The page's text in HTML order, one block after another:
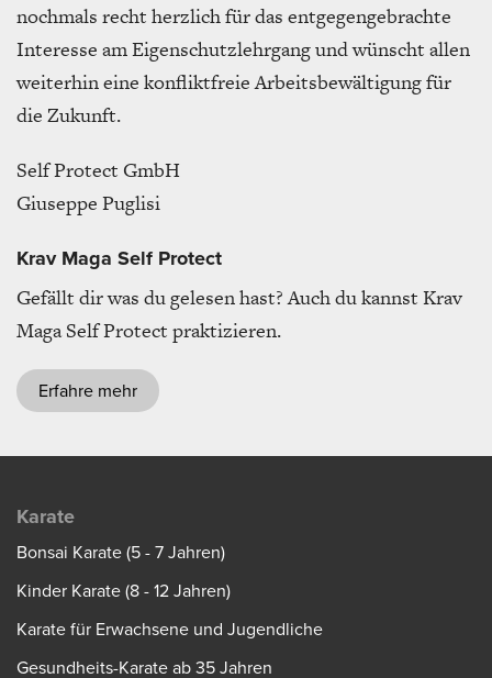
nochmals recht herzlich für das entgegengebrachte
Interesse am Eigenschutzlehrgang und wünscht allen
weiterhin eine konfliktfreie Arbeitsbewältigung für
die Zukunft.
Self Protect GmbH
Giuseppe Puglisi
Krav Maga Self Protect
Gefällt dir was du gelesen hast? Auch du kannst Krav
Maga Self Protect praktizieren.
Erfahre mehr
Karate
Bonsai Karate (5 - 7 Jahren)
Kinder Karate (8 - 12 Jahren)
Karate für Erwachsene und Jugendliche
Gesundheits-Karate ab 35 Jahren